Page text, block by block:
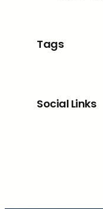
Tags
Social Links